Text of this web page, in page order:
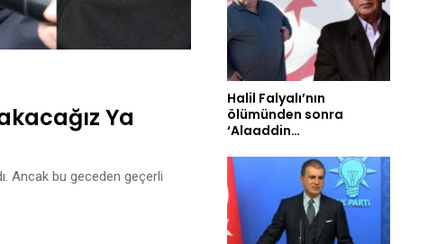
Ya
Ancak bu geceden geçerli
Halil Falyalı’nın
ölümünden sonra
‘Alaaddin…